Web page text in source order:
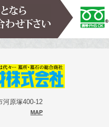
河原塚400-12
MAP